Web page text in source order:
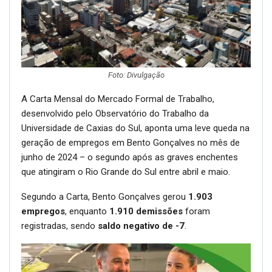
Foto: Divulgação
A Carta Mensal do Mercado Formal de Trabalho,
desenvolvido pelo Observatório do Trabalho da
Universidade de Caxias do Sul, aponta uma leve queda na
geração de empregos em Bento Gonçalves no mês de
junho de 2024 – o segundo após as graves enchentes
que atingiram o Rio Grande do Sul entre abril e maio.
Segundo a Carta, Bento Gonçalves gerou 1.903
empregos, enquanto 1.910 demissões foram
registradas, sendo saldo negativo de -7.